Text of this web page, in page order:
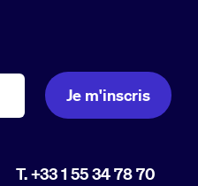
Je m'inscris
T. +33 1 55 34 78 70